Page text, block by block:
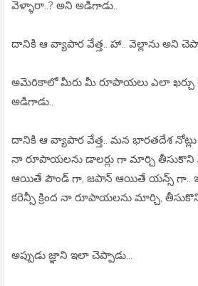
వెళ్ళారా..? అని అడిగాడు..
దానికి ఆ వ్యాపార వేత్త.. హా.. వెల్లాను అని
అమెరికాలో మీరు మీ రూపాయలు ఎలా ఖర్చు
అడిగాడు..
దానికి ఆ వ్యాపార వేత్త.. మన భారతదేశ నోట్లు
నా రూపాయలను డాలర్లు గా మార్చి తీసుకొని
ఆయితే పౌండ్ గా, జపాన్ ఆయితే యన్స్ గా..
కరెన్సీ క్రింద నా రూపాయలను మార్చి,
అప్పుడు జ్ఞాని ఇలా చెప్పాడు...